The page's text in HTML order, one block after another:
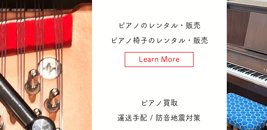
ピアノのレンタル・販売
ピアノ椅子のレンタル・販売
Learn More
ピアノ買取
運送手配​ / 防音地震対策